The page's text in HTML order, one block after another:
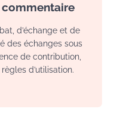
commentaire
d’échange et de
des échanges sous
de contribution,
d’utilisation.